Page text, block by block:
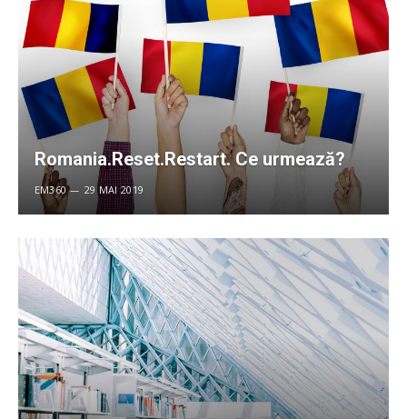
Romania.Reset.Restart. Ce urmează?
EM360 29 MAI 2019